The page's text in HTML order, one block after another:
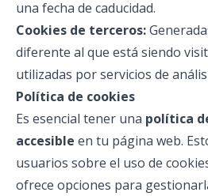
una fecha de caducidad.
Cookies de terceros:
diferente al que está siendo
utilizadas por servicios de
Política de cookies
Es esencial tener una política
accesible en tu página web.
usuarios sobre el uso de
ofrece opciones para